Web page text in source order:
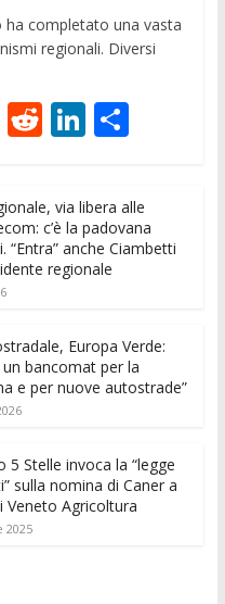
ha completato una vasta
regionali. Diversi
R
di
t
Li
k
e
dI
C
n
di
vi
via libera alle
c’è la padovana
“Entra” anche Ciambetti
regionale
Europa Verde:
bancomat per la
e per nuove autostrade”
5 Stelle invoca la “legge
sulla nomina di Caner a
Veneto Agricoltura
2025